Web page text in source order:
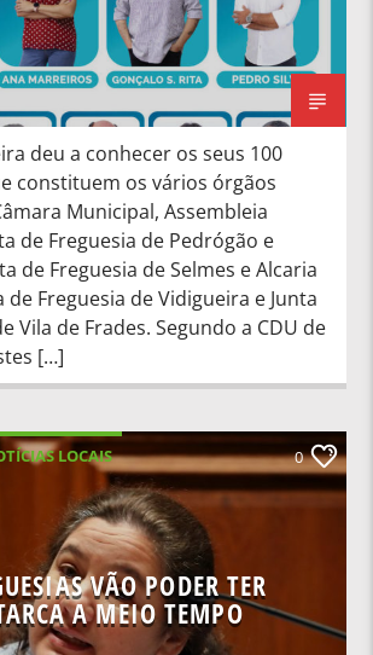
deu a conhecer os seus 100
constituem os vários órgãos
Municipal, Assembleia
de Freguesia de Pedrógão e
de Freguesia de Selmes e Alcaria
de Freguesia de Vidigueira e Junta
Vila de Frades. Segundo a CDU de
[…]
LOCAIS
0
VÃO PODER TER
A MEIO TEMPO